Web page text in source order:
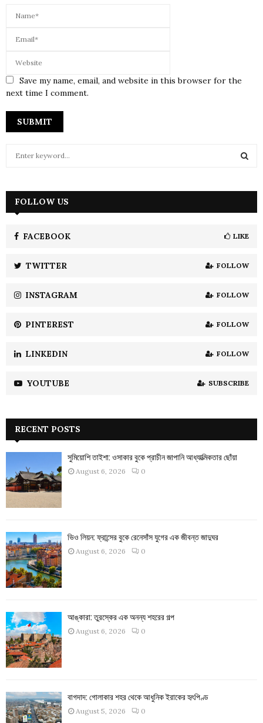
Save my name, email, and website in this browser for the
next time I comment.
h
H
FOLLOW US
FACEBOOK LIKE
TWITTER FOLLOW
INSTAGRAM FOLLOW
PINTEREST FOLLOW
LINKEDIN FOLLOW
YOUTUBE SUBSCRIBE
RECENT POSTS
সুমিয়োশি তাইশা: ওসাকার বুকে প্রাচীন জাপানি আধ্যাত্মিকতার ছোঁয়া
August 6, 2026 0
ভিও লিয়ন: ফ্রান্সের বুকে রেনেসাঁস যুগের এক জীবন্ত জাদুঘর
August 6, 2026 0
আঙ্কারা: তুরস্কের এক অনন্য শহরের গল্প
August 6, 2026 0
বাগদাদ: গোলাকার শহর থেকে আধুনিক ইরাকের হৃৎপিণ্ড
August 5, 2026 0